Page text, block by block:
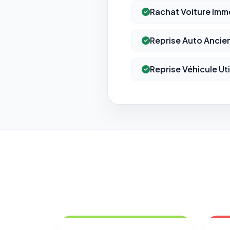
Rachat Voiture
Reprise Auto
Reprise Véhicule